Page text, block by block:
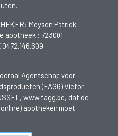
Meysen Patrick
apotheek : 723001
0472.146.609
Agentschap voor
(FAGG) Victor
www.fagg.be, dat de
apotheken moet